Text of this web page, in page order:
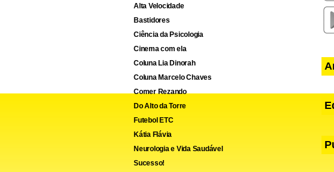
Alta Velocidade
Bastidores
Ciência da Psicologia
Cinema com ela
Coluna Lia Dinorah
Coluna Marcelo Chaves
Comer Rezando
Do Alto da Torre
Futebol ETC
Kátia Flávia
Neurologia e Vida Saudável
Sucesso!